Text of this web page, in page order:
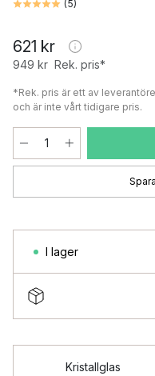
(5)
621 kr
949 kr Rek. pris*
*Rek. pris är ett av
och är inte vårt tidigare pris.
I lager
Kristallglas